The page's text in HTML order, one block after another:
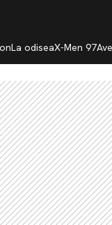
La odiseaX-Men 97